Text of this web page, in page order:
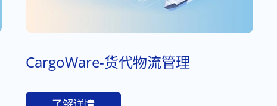
CargoWare-货代物流管理